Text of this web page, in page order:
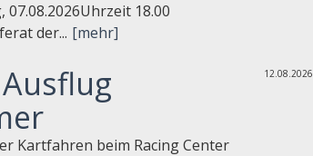
18.00
der... [mehr]
12.08.2026
Kartfahren beim Racing Center